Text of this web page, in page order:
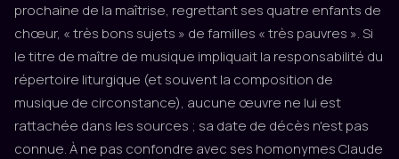
prochaine de la maîtrise, regrettant ses quatre enfants de
chœur, « très bons sujets » de familles « très pauvres ». Si
le titre de maître de musique impliquait la responsabilité du
répertoire liturgique (et souvent la composition de
musique de circonstance), aucune œuvre ne lui est
rattachée dans les sources ; sa date de décès n'est pas
connue. À ne pas confondre avec ses homonymes Claude